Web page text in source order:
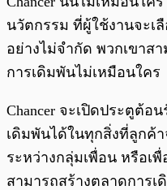
นวัตกรรม ที่ผู้ใช้งานจะเ
อย่างไม่จำกัด พวกเขาส
การเดิมพันไม่เหมือนใคร
Chancer จะเปิดประตูต้อ
เดิมพันได้ในทุกสิ่งที่ลูกค้
ระหว่างกลุ่มเพื่อน หรือเ
สามารถสร้างตลาดการเ